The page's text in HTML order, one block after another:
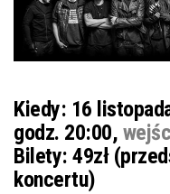
Kiedy: 16
godz. 20:00,
Bilety: 49zł
koncertu)